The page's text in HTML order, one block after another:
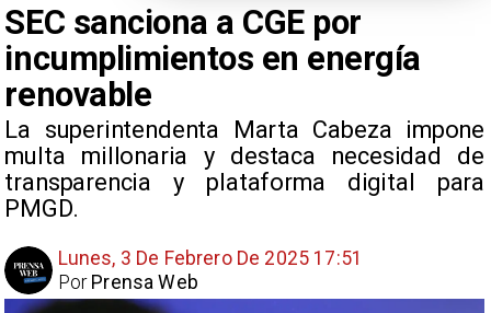
SEC sanciona a CGE por
incumplimientos en energía
renovable
La superintendenta Marta Cabeza impone
multa millonaria y destaca necesidad de
transparencia y plataforma digital para
PMGD.
Lunes, 3 De Febrero De 2025 17:51
Prensa Web
Por